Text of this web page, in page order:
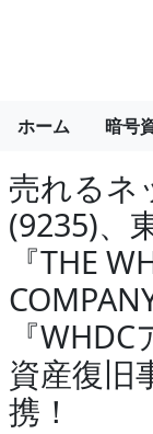
ホーム 暗号
売れるネ
(9235)、
『THE
『
資産復旧
携！